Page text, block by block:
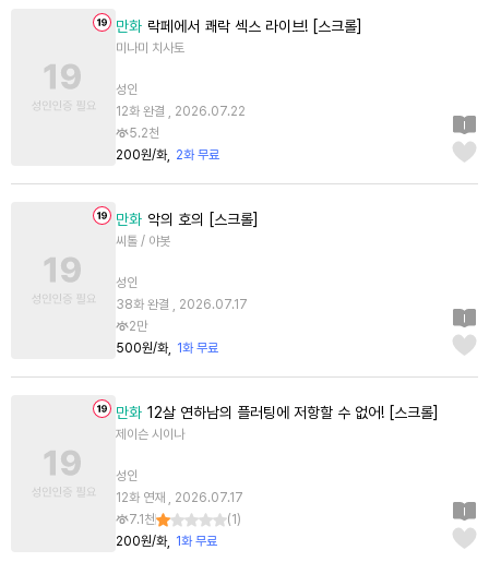
만화 락페에서 쾌락 섹스 라이브! [스크롤]
미나미 치사토
성인
12화 완결 , 2026.07.22
5.2천
200원/화
2화 무료
만화 악의 호의 [스크롤]
씨톨 / 야봇
성인
38화 완결 , 2026.07.17
2만
500원/화
1화 무료
만화 12살 연하남의 플러팅에 저항할 수 없어! [스크롤]
제이슨 시이나
성인
12화 연재 , 2026.07.17
7.1천
(1 )
200원/화
1화 무료